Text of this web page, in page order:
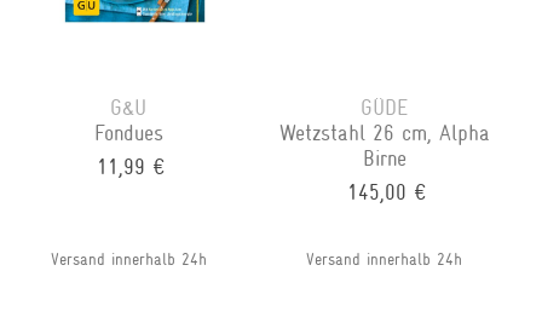
G&U
Fondues
11,99 €
Versand innerhalb 24h
GÜDE
Wetzstahl 26 cm, Alpha
Birne
145,00 €
Versand innerhalb 24h